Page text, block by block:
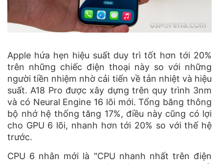
Apple hứa hẹn hiệu suất duy trì tốt hơn tới 20%
trên những chiếc điện thoại này so với những
người tiền nhiệm nhờ cải tiến về tản nhiệt và hiệu
suất. A18 Pro được xây dựng trên quy trình 3nm
và có Neural Engine 16 lõi mới. Tổng băng thông
bộ nhớ hệ thống tăng 17%, điều này cũng có lợi
cho GPU 6 lõi, nhanh hơn tới 20% so với thế hệ
trước.
CPU 6 nhân mới là "CPU nhanh nhất trên điện